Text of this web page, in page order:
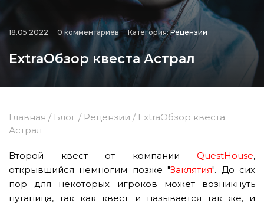
18.05.2022 0 комментариев Категория:Рецензии
ExtraОбзор квеста Астрал
Главная / Блог / Рецензии / ExtraОбзор квеста
Астрал
Второй квест от компании QuestHouse,
открывшийся немногим позже "Заклятия". До сих
пор для некоторых игроков может возникнуть
путаница, так как квест и называется так же, и